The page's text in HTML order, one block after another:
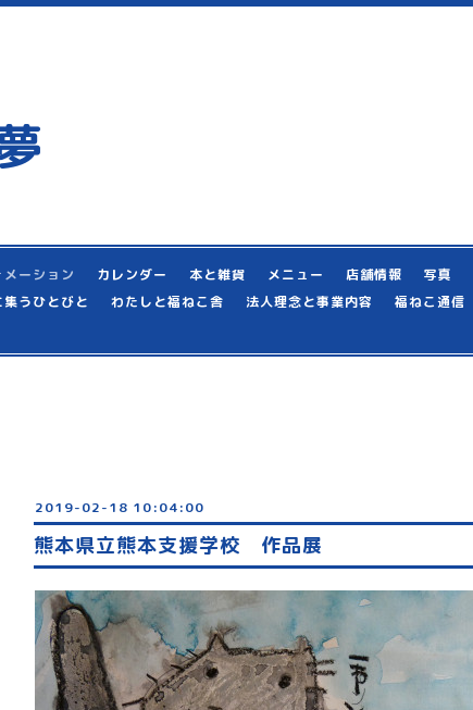
メーション カレンダー 本と雑貨 メニュー 店舗情報 写真
うひとびと わたしと福ねこ舎 法人理念と事業内容 福ねこ通信
2019-02-18 10:04:00
熊本県立熊本支援学校 作品展